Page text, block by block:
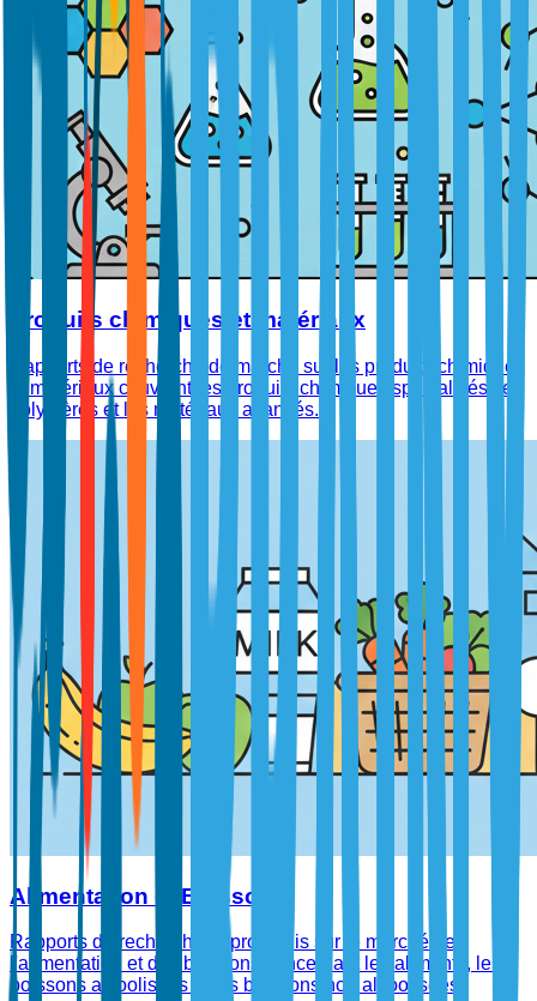
Produits chimiques et matériaux
Rapports de recherche de marché sur les produits chimiques
et matériaux couvrant les produits chimiques spécialisés, les
polymères et les matériaux avancés.
Alimentation et Boissons
Rapports de recherche approfondis sur le marché de
l'alimentation et des boissons concernant les aliments, les
boissons alcoolisées et les boissons non alcoolisées.